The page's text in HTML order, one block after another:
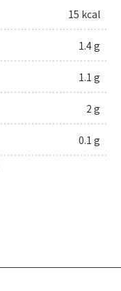
15 kcal
1.4 g
1.1 g
2 g
0.1 g